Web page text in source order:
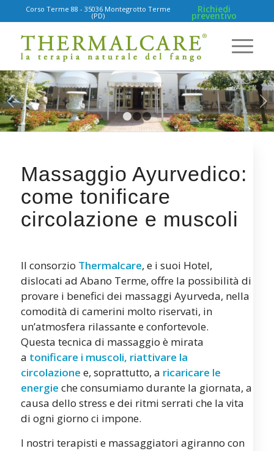
Corso Terme 88 - 35036 Montegrotto Terme
(PD)
Richiedi
preventivo
Succ
1 2 3
Massaggio Ayurvedico:
come tonificare
circolazione e muscoli
Il consorzio Thermalcare, e i suoi Hotel,
dislocati ad Abano Terme, offre la possibilità di
provare i benefici dei massaggi Ayurveda, nella
comodità di camerini molto riservati, in
un’atmosfera rilassante e confortevole.
Questa tecnica di massaggio è mirata
a tonificare i muscoli, riattivare la
circolazione e, soprattutto, a ricaricare le
energie che consumiamo durante la giornata, a
causa dello stress e dei ritmi serrati che la vita
di ogni giorno ci impone.
I nostri terapisti e massaggiatori agiranno con